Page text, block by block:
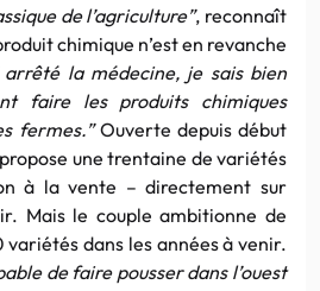
de l’agriculture”, reconnaît
chimique n’est en revanche
arrêté la médecine, je sais bien
faire les produits chimiques
fermes.”Ouverte depuis début
une trentaine de variétés
à la vente – directement sur
Mais le couple ambitionne de
dans les années à venir.
de faire pousser dans l’ouest